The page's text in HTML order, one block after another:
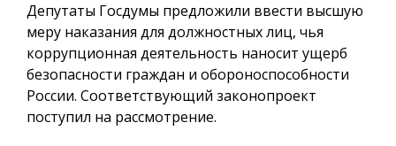
Депутаты Госдумы предложили ввести высшую
меру наказания для должностных лиц, чья
коррупционная деятельность наносит ущерб
безопасности граждан и обороноспособности
России. Соответствующий законопроект
поступил на рассмотрение.